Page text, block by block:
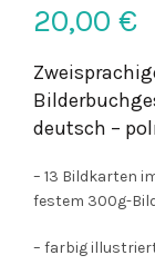
20,00 €
deutsch –
– 13 Bildkarten
festem 300g-
– farbig